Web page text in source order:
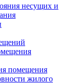
несущих и
помещения
жилого